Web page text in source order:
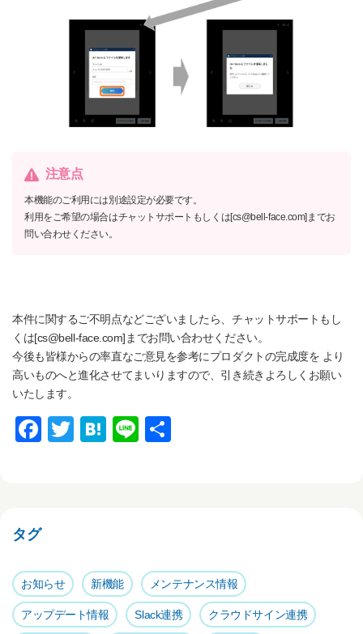
注意点
本機能のご利用には別途設定が必要です。
利用をご希望の場合はチャットサポートもしくは[cs@bell-face.com]までお
問い合わせください。
本件に関するご不明点などございましたら、チャットサポートもし
くは[cs@bell-face.com]までお問い合わせください。
今後も皆様からの率直なご意見を参考にプロダクトの完成度を より
高いものへと進化させてまいりますので、引き続きよろしくお願い
いたします。
F
b
o
k
T
H
Li
タグ
お知らせ 新機能 メンテナンス情報
アップデート情報 Slack連携 クラウドサイン連携